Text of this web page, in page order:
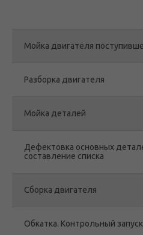
Мойка двигателя
Разборка двигателя
Мойка деталей
Дефектовка основных
составление списка
Сборка двигателя
Обкатка. Контрольный